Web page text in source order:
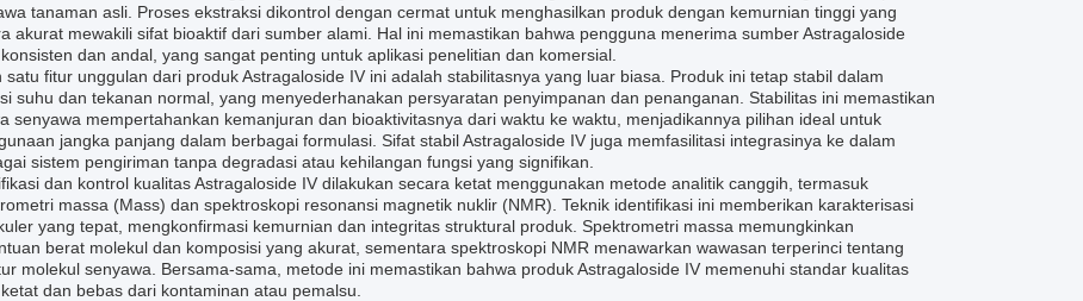
tanaman asli. Proses ekstraksi dikontrol dengan cermat untuk menghasilkan produk dengan kemurnian tinggi yang
akurat mewakili sifat bioaktif dari sumber alami. Hal ini memastikan bahwa pengguna menerima sumber Astragaloside
dan andal, yang sangat penting untuk aplikasi penelitian dan komersial.
satu fitur unggulan dari produk Astragaloside IV ini adalah stabilitasnya yang luar biasa. Produk ini tetap stabil dalam
suhu dan tekanan normal, yang menyederhanakan persyaratan penyimpanan dan penanganan. Stabilitas ini memastikan
senyawa mempertahankan kemanjuran dan bioaktivitasnya dari waktu ke waktu, menjadikannya pilihan ideal untuk
jangka panjang dalam berbagai formulasi. Sifat stabil Astragaloside IV juga memfasilitasi integrasinya ke dalam
sistem pengiriman tanpa degradasi atau kehilangan fungsi yang signifikan.
dan kontrol kualitas Astragaloside IV dilakukan secara ketat menggunakan metode analitik canggih, termasuk
massa (Mass) dan spektroskopi resonansi magnetik nuklir (NMR). Teknik identifikasi ini memberikan karakterisasi
yang tepat, mengkonfirmasi kemurnian dan integritas struktural produk. Spektrometri massa memungkinkan
berat molekul dan komposisi yang akurat, sementara spektroskopi NMR menawarkan wawasan terperinci tentang
molekul senyawa. Bersama-sama, metode ini memastikan bahwa produk Astragaloside IV memenuhi standar kualitas
dan bebas dari kontaminan atau pemalsu.